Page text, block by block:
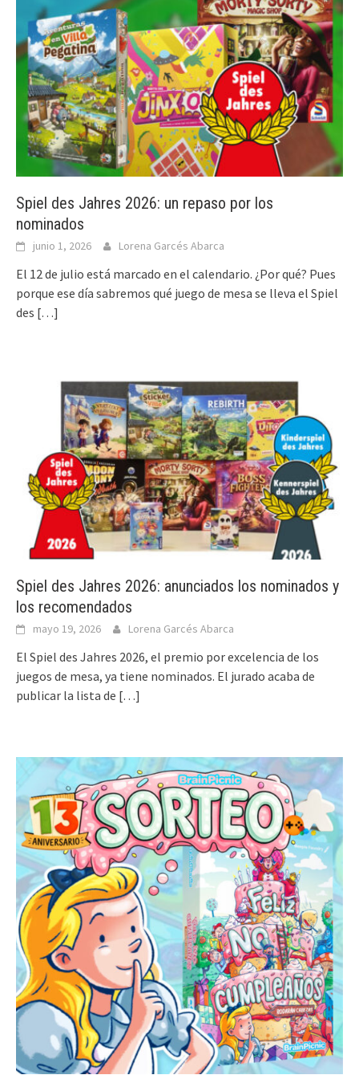
Spiel des Jahres 2026: un repaso por los
nominados
junio 1, 2026 Lorena Garcés Abarca
El 12 de julio está marcado en el calendario. ¿Por qué? Pues
porque ese día sabremos qué juego de mesa se lleva el Spiel
des […]
Spiel des Jahres 2026: anunciados los nominados y
los recomendados
mayo 19, 2026 Lorena Garcés Abarca
El Spiel des Jahres 2026, el premio por excelencia de los
juegos de mesa, ya tiene nominados. El jurado acaba de
publicar la lista de […]